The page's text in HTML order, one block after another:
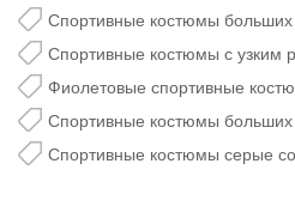
Спортивные костюмы больших
Спортивные костюмы с узким
Фиолетовые спортивные
Спортивные костюмы
Спортивные костюмы серые